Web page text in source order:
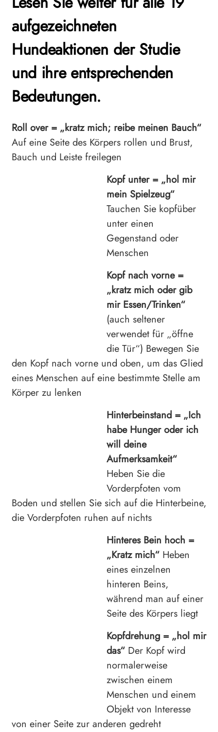
aufgezeichneten
Hundeaktionen der Studie
und ihre entsprechenden
Bedeutungen.
Roll over = „kratz mich; reibe meinen Bauch“
Auf eine Seite des Körpers rollen und Brust,
Bauch und Leiste freilegen
Kopf unter = „hol mir
mein Spielzeug“
Tauchen Sie kopfüber
unter einen
Gegenstand oder
Menschen
Kopf nach vorne =
„kratz mich oder gib
mir Essen/Trinken“
(auch seltener
verwendet für „öffne
die Tür“) Bewegen Sie
den Kopf nach vorne und oben, um das Glied
eines Menschen auf eine bestimmte Stelle am
Körper zu lenken
Hinterbeinstand = „Ich
habe Hunger oder ich
will deine
Aufmerksamkeit“
Heben Sie die
Vorderpfoten vom
Boden und stellen Sie sich auf die Hinterbeine,
die Vorderpfoten ruhen auf nichts
Hinteres Bein hoch =
„Kratz mich“ Heben
eines einzelnen
hinteren Beins,
während man auf einer
Seite des Körpers liegt
Kopfdrehung = „hol mir
das“ Der Kopf wird
normalerweise
zwischen einem
Menschen und einem
Objekt von Interesse
von einer Seite zur anderen gedreht